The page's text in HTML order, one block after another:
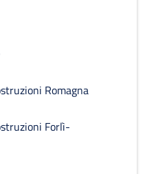
Romagna
Forlì-